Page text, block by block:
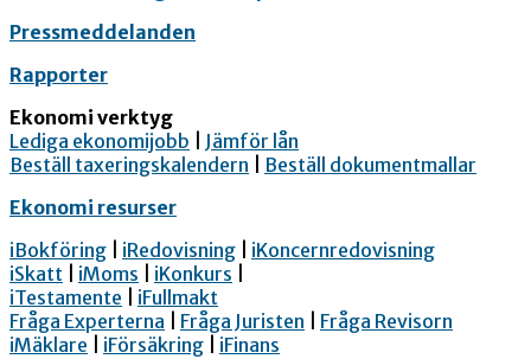
Pressmeddelanden
Rapporter
Ekonomi verktyg
Lediga ekonomijobb
Jämför lån
Beställ taxeringskalendern
Beställ dokumentmallar
Ekonomi resurser
iBokföring
iRedovisning
iKoncernredovisning
iSkatt
iMoms iKonkurs
iTestamente
iFullmakt
Fråga Experterna
Fråga Juristen
Fråga Revisorn
iMäklare
iFörsäkring iFinans